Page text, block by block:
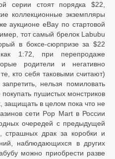
серии стоят порядка $22,
коллекционные экземпляры
аукционе eBay по стартовой
тот самый брелок Labubu
в боксе-сюрпризе за $22
1:72, при перепродаже
родители и негативно
кто себя таковыми считают)
нельзя помиловать
пушистых монстриков
защищать в целом пока что не
сети Pop Mart в России
очередей с предыдущей
страшных драк за коробки и
наблюдающихся в других
можно приобрести разве